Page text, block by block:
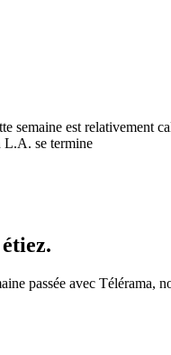
semaine est relativement
L.A. se termine
passée avec